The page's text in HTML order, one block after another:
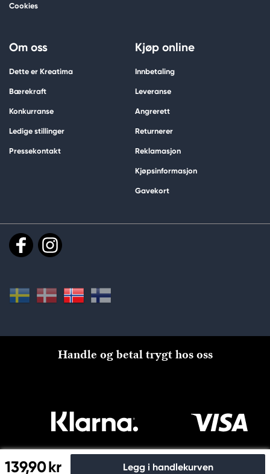
139,90 kr Legg i handlekurven
Cookies
Om oss
Dette er Kreatima
Bærekraft
Konkurranse
Ledige stillinger
Pressekontakt
Kjøp online
Innbetaling
Leveranse
Angrerett
Returnerer
Reklamasjon
Kjøpsinformasjon
Gavekort
Handle og betal trygt hos oss